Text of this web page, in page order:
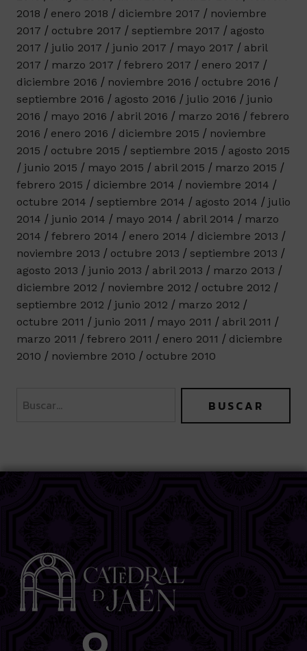
2018
enero 2018 diciembre 2017
noviembre
2017
octubre 2017 septiembre 2017
agosto
2017
julio 2017 junio 2017 mayo 2017
abril
2017
marzo 2017 febrero 2017
enero 2017
diciembre 2016
noviembre 2016
octubre 2016
septiembre 2016
agosto 2016 julio 2016
junio
2016
mayo 2016 abril 2016 marzo 2016
febrero
2016
enero 2016 diciembre 2015
noviembre
2015
octubre 2015 septiembre 2015
agosto 2015
junio 2015
mayo 2015 abril 2015
marzo 2015
febrero 2015
diciembre 2014
noviembre 2014
octubre 2014
septiembre 2014 agosto 2014
julio
2014
junio 2014 mayo 2014 abril 2014
marzo
2014
febrero 2014 enero 2014
diciembre 2013
noviembre 2013
octubre 2013
septiembre 2013
agosto 2013
junio 2013 abril 2013
marzo 2013
diciembre 2012
noviembre 2012
octubre 2012
septiembre 2012
junio 2012
marzo 2012
octubre 2011
junio 2011 mayo 2011
abril 2011
marzo 2011
febrero 2011 enero 2011
diciembre
2010
noviembre 2010 octubre 2010